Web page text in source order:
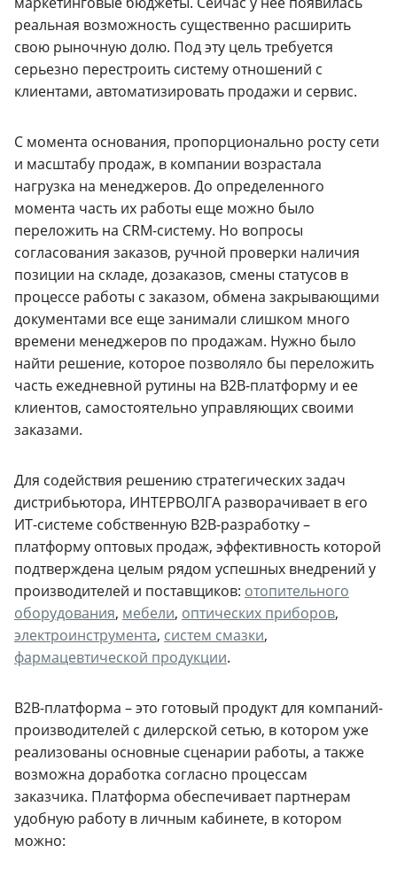
реальная возможность существенно расширить
свою рыночную долю. Под эту цель требуется
серьезно перестроить систему отношений с
клиентами, автоматизировать продажи и сервис.
С момента основания, пропорционально росту сети
и масштабу продаж, в компании возрастала
нагрузка на менеджеров. До определенного
момента часть их работы еще можно было
переложить на CRM-систему. Но вопросы
согласования заказов, ручной проверки наличия
позиции на складе, дозаказов, смены статусов в
процессе работы с заказом, обмена закрывающими
документами все еще занимали слишком много
времени менеджеров по продажам. Нужно было
найти решение, которое позволяло бы переложить
часть ежедневной рутины на B2B-платформу и ее
клиентов, самостоятельно управляющих своими
заказами.
Для содействия решению стратегических задач
дистрибьютора, ИНТЕРВОЛГА разворачивает в его
ИТ-системе собственную B2B-разработку –
платформу оптовых продаж, эффективность которой
подтверждена целым рядом успешных внедрений у
производителей и поставщиков: отопительного
оборудования, мебели, оптических приборов,
электроинструмента, систем смазки,
фармацевтической продукции.
B2B-платформа – это готовый продукт для компаний-
производителей с дилерской сетью, в котором уже
реализованы основные сценарии работы, а также
возможна доработка согласно процессам
заказчика. Платформа обеспечивает партнерам
удобную работу в личным кабинете, в котором
можно: